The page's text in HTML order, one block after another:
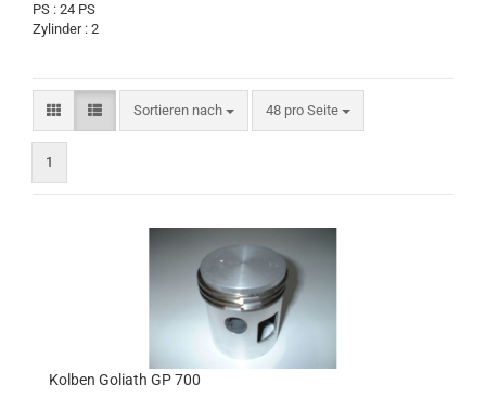
PS : 24 PS
Zylinder : 2
Sortieren nach
Sortieren nach 48 pro Seite
pro Seite
1
Kolben Goliath GP 700